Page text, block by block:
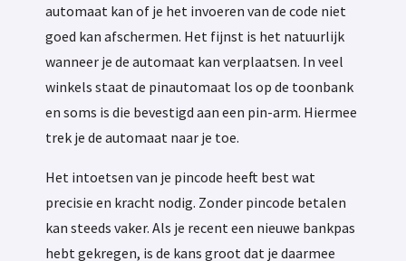
automaat kan of je het invoeren van de code niet
goed kan afschermen. Het fijnst is het natuurlijk
wanneer je de automaat kan verplaatsen. In veel
winkels staat de pinautomaat los op de toonbank
en soms is die bevestigd aan een pin-arm. Hiermee
trek je de automaat naar je toe.
Het intoetsen van je pincode heeft best wat
precisie en kracht nodig. Zonder pincode betalen
kan steeds vaker. Als je recent een nieuwe bankpas
hebt gekregen, is de kans groot dat je daarmee